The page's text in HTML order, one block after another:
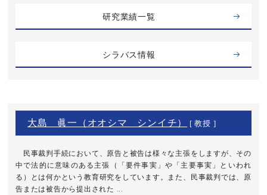
研究業績一覧
シラバス情報
大島 眞一（オオシマ シンイチ） [ 教授 ]
民事裁判手続において、原告と被告は様々な主張をしますが、その
中で法的に意味のある主張（「要件事実」や「主要事実」といわれ
る）とは何かという教育研究をしています。また、民事裁判では、原
告または被告から提出された ...